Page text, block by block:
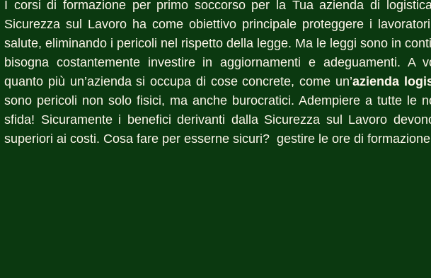
I corsi di formazione per primo soccorso per la Tua azienda di
Sicurezza sul Lavoro ha come obiettivo principale proteggere i
salute, eliminando i pericoli nel rispetto della legge. Ma le leggi sono in
bisogna costantemente investire in aggiornamenti e adeguamenti. A
quanto più un’azienda si occupa di cose concrete, come un’azienda
sono pericoli non solo fisici, ma anche burocratici. Adempiere a tutte le
sfida! Sicuramente i benefici derivanti dalla Sicurezza sul Lavoro
superiori ai costi. Cosa fare per esserne sicuri?  gestire le ore di